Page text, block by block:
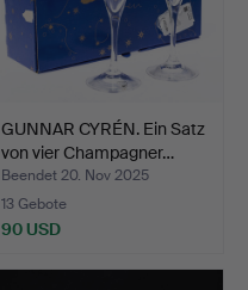
GUNNAR CYRÉN. Ein Satz
von vier Champagner…
Beendet 20. Nov 2025
13 Gebote
90 USD